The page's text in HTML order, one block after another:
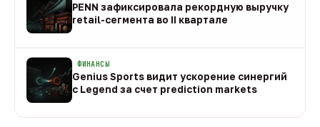
PENN зафиксировала рекордную выручку
retail-сегмента во II квартале
ФИНАНСЫ
Genius Sports видит ускорение синергий
с Legend за счет prediction markets